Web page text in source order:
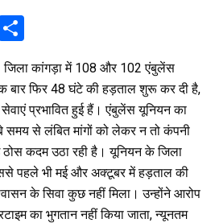
el
ar
e
जिला कांगड़ा में 108 और 102 एंबुलेंस
बार फिर 48 घंटे की हड़ताल शुरू कर दी है,
प्रभावित हुई हैं। एंबुलेंस यूनियन का
समय से लंबित मांगों को लेकर न तो कंपनी
कदम उठा रही है। यूनियन के जिला
पहले भी मई और अक्टूबर में हड़ताल की
के सिवा कुछ नहीं मिला। उन्होंने आरोप
का भुगतान नहीं किया जाता, न्यूनतम